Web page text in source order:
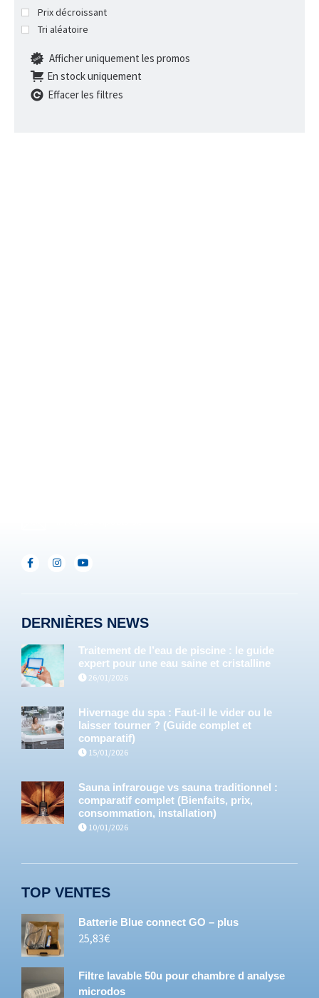
Prix décroissant
Tri aléatoire
Afficher uniquement les promos
En stock uniquement
Effacer les filtres
DERNIÈRES NEWS
Traitement de l’eau de piscine : le guide
expert pour une eau saine et cristalline
26/01/2026
Hivernage du spa : Faut-il le vider ou le
laisser tourner ? (Guide complet et
comparatif)
15/01/2026
Sauna infrarouge vs sauna traditionnel :
comparatif complet (Bienfaits, prix,
consommation, installation)
10/01/2026
TOP VENTES
Batterie Blue connect GO – plus
25,83€
Filtre lavable 50u pour chambre d analyse
microdos